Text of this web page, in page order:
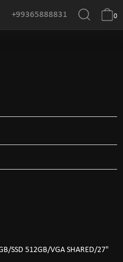
+99365888831 0
SSD 512GB/VGA SHARED/27"